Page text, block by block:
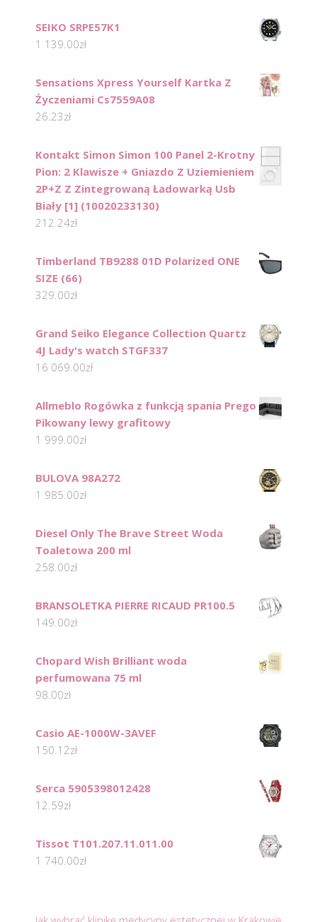
SEIKO SRPE57K1
1 139.00zł
Sensations Xpress Yourself Kartka Z
Życzeniami Cs7559A08
26.23zł
Kontakt Simon Simon 100 Panel 2-Krotny
Pion: 2 Klawisze + Gniazdo Z Uziemieniem
2P+Z Z Zintegrowaną Ładowarką Usb
Biały [1] (10020233130)
212.24zł
Timberland TB9288 01D Polarized ONE
SIZE (66)
329.00zł
Grand Seiko Elegance Collection Quartz
4J Lady's watch STGF337
16 069.00zł
Allmeblo Rogówka z funkcją spania Prego
Pikowany lewy grafitowy
1 999.00zł
BULOVA 98A272
1 985.00zł
Diesel Only The Brave Street Woda
Toaletowa 200 ml
258.00zł
BRANSOLETKA PIERRE RICAUD PR100.5
149.00zł
Chopard Wish Brilliant woda
perfumowana 75 ml
98.00zł
Casio AE-1000W-3AVEF
150.12zł
Serca 5905398012428
12.59zł
Tissot T101.207.11.011.00
1 740.00zł